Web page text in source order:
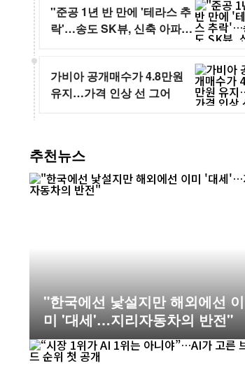
"준공 1년 반 만에 '테라스 추
락'…송도 SK뷰, 신축 아파트
가비아 공개매수가 4.8만원
유지…가격 인상 선 그어
추천뉴스
"한국에선 낯설지만 해외에선 이
미 '대세'…지리자동차의 반전"